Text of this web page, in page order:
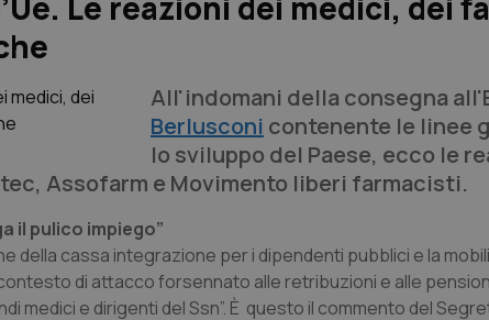
All'indomani della consegna
Berlusconi contenente le linee
lo sviluppo del Paese, ecco le
Assofarm e Movimento liberi farmacisti.
il pulico impiego”
della cassa integrazione per i dipendenti pubblici e la
di attacco forsennato alle retribuzioni e alle
medici e dirigenti del Ssn”. È questo il commento del